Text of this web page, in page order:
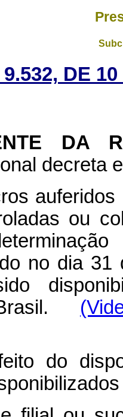
9.532, DE
DA
decreta
ou
no dia
Brasil.
do